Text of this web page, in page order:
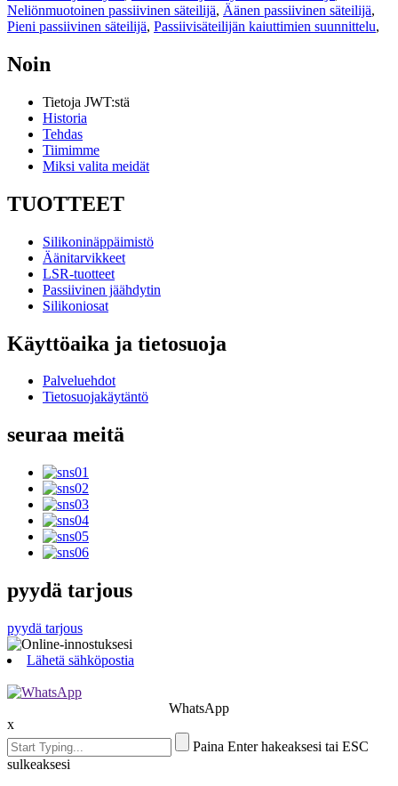
Neliönmuotoinen passiivinen säteilijä, Äänen passiivinen säteilijä,
Pieni passiivinen säteilijä, Passiivisäteilijän kaiuttimien suunnittelu,
Noin
Tietoja JWT:stä
Historia
Tehdas
Tiimimme
Miksi valita meidät
TUOTTEET
Silikoninäppäimistö
Äänitarvikkeet
LSR-tuotteet
Passiivinen jäähdytin
Silikoniosat
Käyttöaika ja tietosuoja
Palveluehdot
Tietosuojakäytäntö
seuraa meitä
pyydä tarjous
pyydä tarjous
Lähetä sähköpostia
WhatsApp
x
Paina Enter hakeaksesi tai ESC
sulkeaksesi